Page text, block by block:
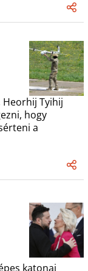
Tyihij
hogy
a
katonai